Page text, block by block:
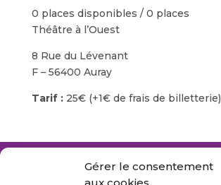
Gérer le consentement
0 places disponibles / 0 places
Théâtre à l’Ouest
8 Rue du Lévenant
F – 56400 Auray
Tarif :25€ (+1€ de frais de billetterie)